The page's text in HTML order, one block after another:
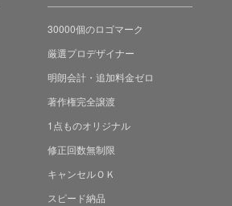
30000個のロゴマーク
厳選プロデザイナー
明朗会計・追加料金ゼロ
著作権完全譲渡
1点ものオリジナル
修正回数無制限
キャンセルＯＫ
スピード納品